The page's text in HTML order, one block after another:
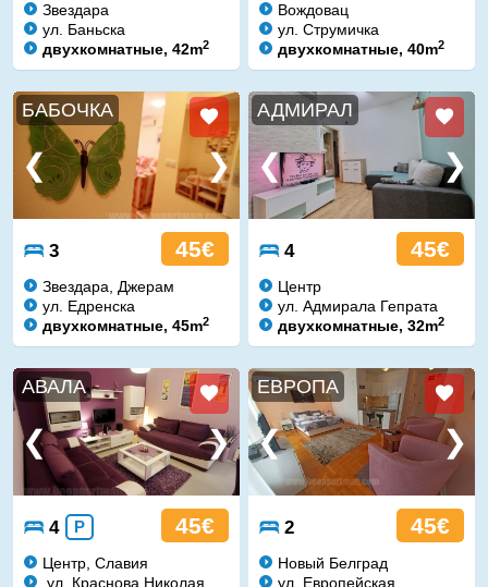
Звездара
ул. Баньска
двухкомнатные, 42m2
Вождовац
ул. Струмичка
двухкомнатные, 40m2
БАБОЧКА
3 45€
Звездара, Джерам
ул. Едренска
двухкомнатные, 45m2
АДМИРАЛ
4 45€
Центр
ул. Адмирала Гепрата
двухкомнатные, 32m2
АВАЛА
4 P 45€
Центр, Славия
ул. Краснова Николая
ЕВРОПА
2 45€
Новый Белград
ул. Европейская